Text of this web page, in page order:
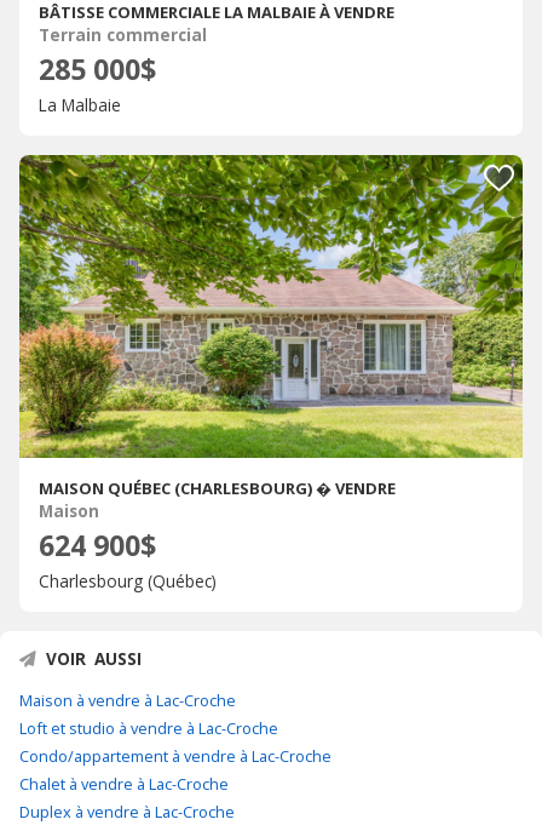
BÂTISSE COMMERCIALE LA MALBAIE À VENDRE
Terrain commercial
285 000$
La Malbaie
MAISON QUÉBEC (CHARLESBOURG) � VENDRE
Maison
624 900$
Charlesbourg (Québec)
VOIR AUSSI
Maison à vendre à Lac-Croche
Loft et studio à vendre à Lac-Croche
Condo/appartement à vendre à Lac-Croche
Chalet à vendre à Lac-Croche
Duplex à vendre à Lac-Croche